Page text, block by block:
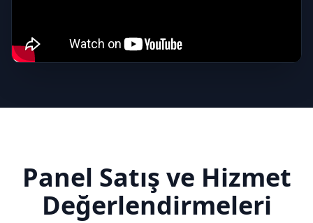
Panel Satış ve Hizmet
Değerlendirmeleri